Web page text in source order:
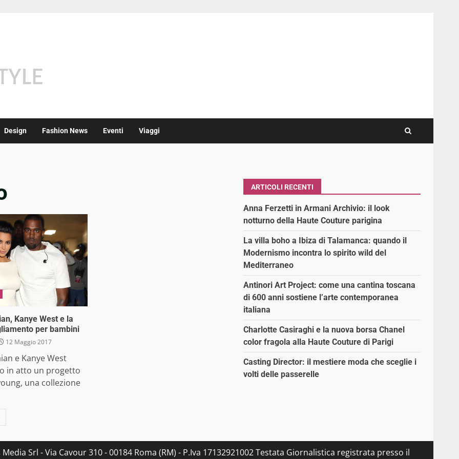
Design Fashion News Eventi Viaggi
Kanye West e la
per bambini
12 Maggio 2017
e Kanye West
in atto un progetto
una collezione
ARTICOLI RECENTI
Anna Ferzetti in Armani Archivio: il look
notturno della Haute Couture parigina
La villa boho a Ibiza di Talamanca: quando il
Modernismo incontra lo spirito wild del
Mediterraneo
Antinori Art Project: come una cantina toscana
di 600 anni sostiene l’arte contemporanea
italiana
Charlotte Casiraghi e la nuova borsa Chanel
color fragola alla Haute Couture di Parigi
Casting Director: il mestiere moda che sceglie i
volti delle passerelle
Srl - Via Cavour 310 - 00184 Roma (RM) - P.Iva 17132921002 Testata Giornalistica registrata presso il